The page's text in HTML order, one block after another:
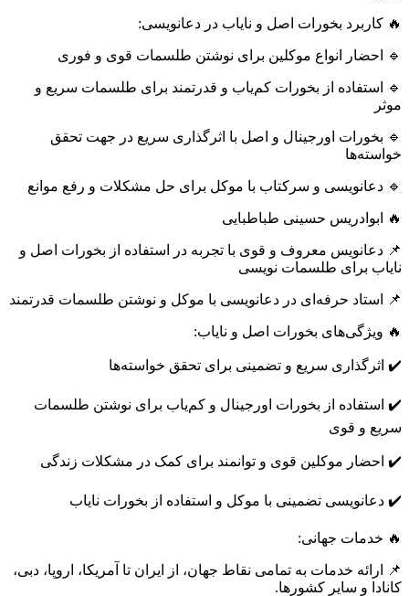
🔥 کاربرد بخورات اصل و نایاب در دعانویسی:
🔹 احضار انواع موکلین برای نوشتن طلسمات قوی و فوری
🔹 استفاده از بخورات کم‌یاب و قدرتمند برای طلسمات سریع و
موثر
🔹 بخورات اورجینال و اصل با اثرگذاری سریع در جهت تحقق
خواسته‌ها
🔹 دعانویسی و سرکتاب با موکل برای حل مشکلات و رفع موانع
🔥 ابوادریس حسینی طباطبایی
📌 دعانویس معروف و قوی با تجربه در استفاده از بخورات اصل و
نایاب برای طلسمات نویسی
📌 استاد حرفه‌ای در دعانویسی با موکل و نوشتن طلسمات قدرتمند
🔥 ویژگی‌های بخورات اصل و نایاب:
✔️ اثرگذاری سریع و تضمینی برای تحقق خواسته‌ها
✔️ استفاده از بخورات اورجینال و کم‌یاب برای نوشتن طلسمات
سریع و قوی
✔️ احضار موکلین قوی و توانمند برای کمک در مشکلات زندگی
✔️ دعانویسی تضمینی با موکل و استفاده از بخورات نایاب
🔥 خدمات جهانی:
📌 ارائه خدمات به تمامی نقاط جهان، از ایران تا آمریکا، اروپا، دبی،
کانادا و سایر کشورها.